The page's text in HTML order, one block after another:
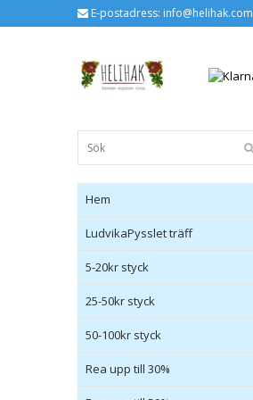
E-postadress: info@helihak.com
Hem
LudvikaPysslet träff
5-20kr styck
25-50kr styck
50-100kr styck
Rea upp till 30%